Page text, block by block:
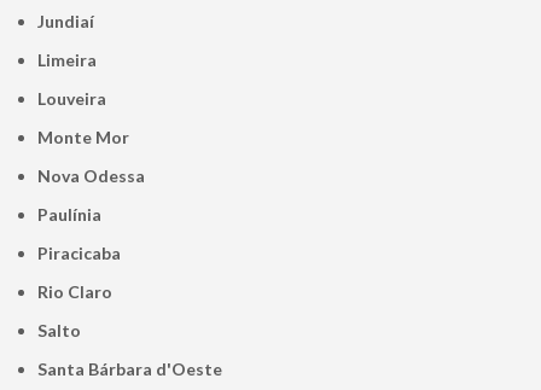
Jundiaí
Limeira
Louveira
Monte Mor
Nova Odessa
Paulínia
Piracicaba
Rio Claro
Salto
Santa Bárbara d'Oeste